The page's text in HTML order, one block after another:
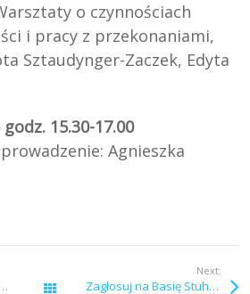
o czynnościach
i pracy z przekonaniami,
Sztaudynger-Zaczek, Edyta
15.30-17.00
prowadzenie: Agnieszka
„Kobiece inspiracje” – 4 marca 2018 Wszystkie wpisy
Next:
Zagłosuj na Basię Stuhr i Stowarzyszenie Unicorn!